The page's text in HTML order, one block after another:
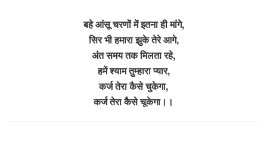
बहे आंसू चरणों में इतना ही मांगे,
सिर भी हमारा झुके तेरे आगे,
अंत समय तक मिलता रहे,
हमें श्याम तुम्हारा प्यार,
कर्ज तेरा कैसे चुकेगा,
कर्ज तेरा कैसे चूकेगा।।